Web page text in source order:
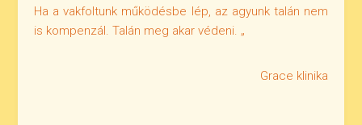
Ha a vakfoltunk működésbe lép, az agyunk talán nem
is kompenzál. Talán meg akar védeni. „
Grace klinika